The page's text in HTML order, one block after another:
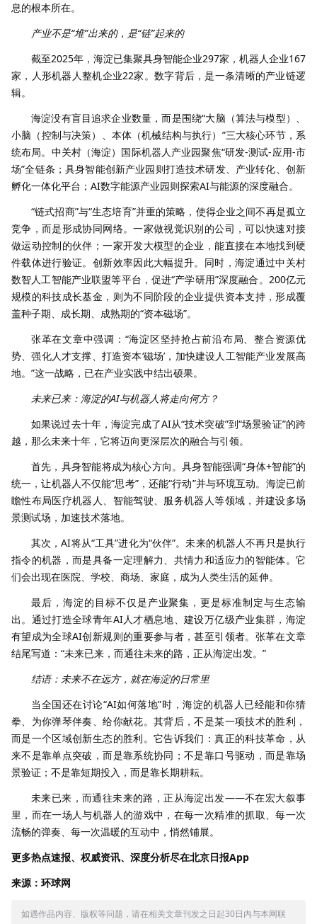
息的根本所在。
产业不是“堆”出来的，是“链”起来的
截至2025年，海淀已集聚具身智能企业297家，机器人企业167
家，人形机器人整机企业22家。数字背后，是一条清晰的产业链逻
辑。
海淀没有盲目追求企业数量，而是围绕“大脑（算法与模型）、
小脑（控制与决策）、本体（机械结构与执行）”三大核心环节，系
统布局。中关村（海淀）国际机器人产业园聚焦“研发-测试-应用-市
场”全链条；具身智能创新产业园则打造技术研发、产业转化、创新
孵化一体化平台；AI数字能源产业园则探索AI与能源的深度融合。
“链式招商”与“生态培育”并重的策略，使得企业之间不再是孤立
竞争，而是形成协同网络。一家做视觉识别的公司，可以快速对接
做运动控制的伙伴；一家开发大模型的企业，能直接在本地找到硬
件载体进行验证。创新效率因此大幅提升。同时，海淀通过中关村
数智人工智能产业联盟等平台，促进“产学研用”深度融合。200亿元
规模的科技成长基金，则为不同阶段的企业提供资本支持，形成覆
盖种子期、成长期、成熟期的“资本磁场”。
张革在文章中强调：“海淀区坚持抢占前沿布局、整合资源优
势、强化人才支撑、打造资本‘磁场’，加快建设人工智能产业发展高
地。”这一战略，已在产业实践中结出硕果。
未来已来：海淀的AI与机器人将走向何方？
如果说过去十年，海淀完成了AI从“技术突破”到“场景验证”的跨
越，那么未来十年，它将迈向更深层次的融合与引领。
首先，具身智能将成为核心方向。具身智能强调“身体+智能”的
统一，让机器人不仅能“思考”，还能“行动”并与环境互动。海淀已前
瞻性布局医疗机器人、智能驾驶、服务机器人等领域，并建设多场
景测试场，加速技术落地。
其次，AI将从“工具”进化为“伙伴”。未来的机器人不再只是执行
指令的机器，而是具备一定理解力、共情力和适应力的智能体。它
们会出现在医院、学校、商场、家庭，成为人类生活的延伸。
最后，海淀的目标不仅是产业聚集，更是标准制定与生态输
出。通过打造全球青年AI人才栖息地、建设万亿级产业集群，海淀
有望成为全球AI创新规则的重要参与者，甚至引领者。张革在文章
结尾写道：“未来已来，而通往未来的路，正从海淀出发。”
结语：未来不在远方，就在海淀的日常里
当全国还在讨论“AI如何落地”时，海淀的机器人已经能和你猜
拳、为你弹琴伴奏、给你献花。其背后，不是某一项技术的胜利，
而是一个区域创新生态的胜利。它告诉我们：真正的科技革命，从
来不是靠单点突破，而是靠系统协同；不是靠口号驱动，而是靠场
景验证；不是靠短期投入，而是靠长期耕耘。
未来已来，而通往未来的路，正从海淀出发——不在宏大叙事
里，而在一场人与机器人的游戏中，在每一次精准的抓取、每一次
流畅的弹奏、每一次温暖的互动中，悄然铺展。
更多热点速报、权威资讯、深度分析尽在北京日报App
来源：环球网
如遇作品内容、版权等问题，请在相关文章刊发之日起30日内与本网联